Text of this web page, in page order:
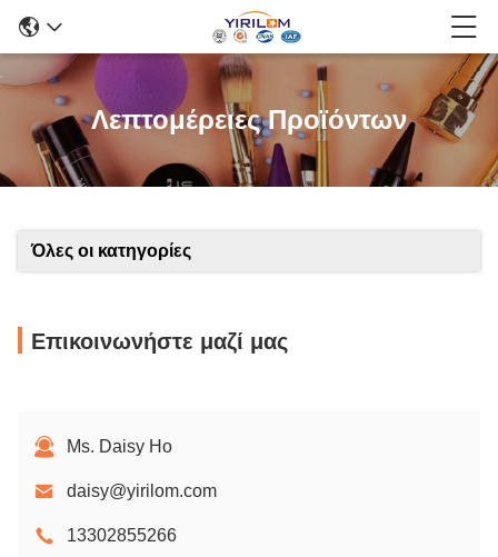
Λεπτομέρειες Προϊόντων
Όλες οι κατηγορίες
Επικοινωνήστε μαζί μας
Ms. Daisy Ho
daisy@yirilom.com
13302855266